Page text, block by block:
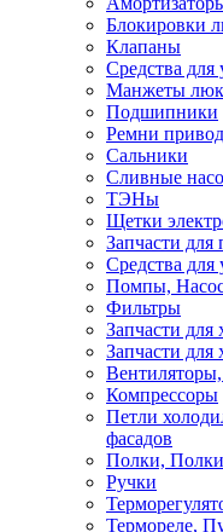
Блокировки
Клапаны
Средства для
Манжеты
Подшипники
Ремни
Сальники
Сливные
ТЭНы
Щетки
Запчасти
Средства для
Помпы,
Фильтры
Запчасти для
Запчасти для
Компрессоры
Петли
фасадов
Полки,
Ручки
Термореле,